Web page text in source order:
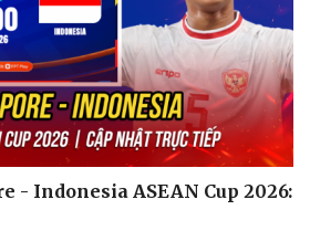
- Indonesia ASEAN Cup 2026: